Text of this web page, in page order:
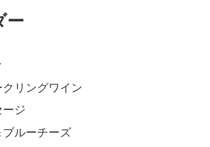
ー
リングワイン
ージ
ブルーチーズ